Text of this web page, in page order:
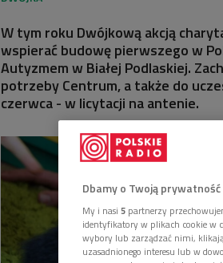
W tym roku Dwójkową akcją
wspierać budowę pierwszego w
Autyzmem w Białej Podlaskiej.
potrzeby Centrum, a także do
czerwca - w licytacji na antenie.
Dbamy o Twoją prywatność
My i nasi 5 partnerzy
identyfikatory w plikach cookie w
wybory lub zarządzać nimi,
uzasadnionego interesu lub w